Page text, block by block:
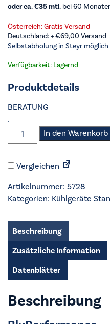
oder ca. €35 mtl. bei 60
Österreich: Gratis Versand
Deutschland: +€69,00 Versand
Selbstabholung in Steyr möglich
Verfügbarkeit: Lagernd
Produktdetails
BERATUNG
.
LIEBHERR
-
Kühl-
-
CBNbda
Menge
In den Warenkorb
Vergleichen
Artikelnummer: 5728
Kategorien: Kühlgeräte
Beschreibung
Zusätzliche Information
Datenblätter
Beschreibung